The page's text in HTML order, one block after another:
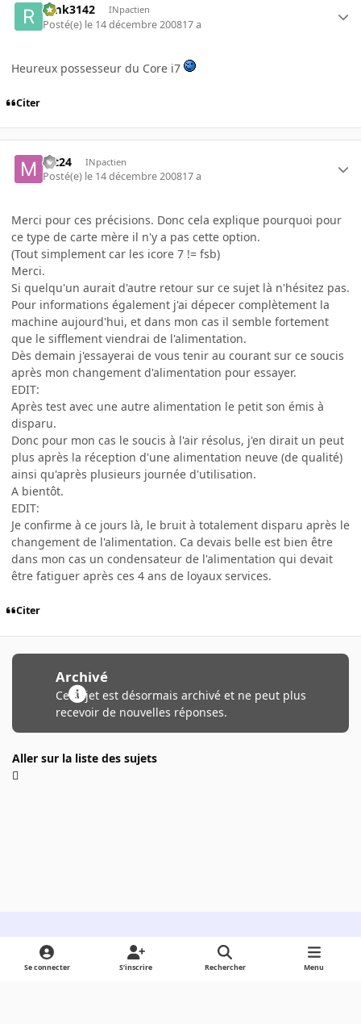
rimk3142 INpactien
Posté(e) le 14 décembre 200817 a
Heureux possesseur du Core i7
Citer
mt24 INpactien
Posté(e) le 14 décembre 200817 a
Merci pour ces précisions. Donc cela explique pourquoi pour
ce type de carte mère il n'y a pas cette option.
(Tout simplement car les icore 7 != fsb)
Merci.
Si quelqu'un aurait d'autre retour sur ce sujet là n'hésitez pas.
Pour informations également j'ai dépecer complètement la
machine aujourd'hui, et dans mon cas il semble fortement
que le sifflement viendrai de l'alimentation.
Dès demain j'essayerai de vous tenir au courant sur ce soucis
après mon changement d'alimentation pour essayer.
EDIT:
Après test avec une autre alimentation le petit son émis à
disparu.
Donc pour mon cas le soucis à l'air résolus, j'en dirait un peut
plus après la réception d'une alimentation neuve (de qualité)
ainsi qu'après plusieurs journée d'utilisation.
A bientôt.
EDIT:
Je confirme à ce jours là, le bruit à totalement disparu après le
changement de l'alimentation. Ca devais belle est bien être
dans mon cas un condensateur de l'alimentation qui devait
être fatiguer après ces 4 ans de loyaux services.
Citer
Archivé
Ce sujet est désormais archivé et ne peut plus
recevoir de nouvelles réponses.
Aller sur la liste des sujets
Light ModeDark ModeSystem Preference
Se connecter S’inscrire Rechercher Menu